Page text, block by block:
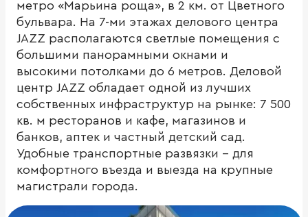
метро «Марьина роща», в 2 км. от Цветного
бульвара. На 7-ми этажах делового центра
JAZZ располагаются светлые помещения с
большими панорамными окнами и
высокими потолками до 6 метров. Деловой
центр JAZZ обладает одной из лучших
собственных инфраструктур на рынке: 7 500
кв. м ресторанов и кафе, магазинов и
банков, аптек и частный детский сад.
Удобные транспортные развязки – для
комфортного въезда и выезда на крупные
магистрали города.